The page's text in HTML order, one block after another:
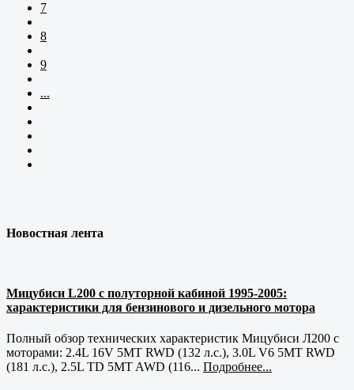
7
8
9
...
Новостная лента
Мицубиси L200 с полуторной кабиной 1995-2005:
характеристики для бензинового и дизельного мотора
Полный обзор технических характеристик Мицубиси Л200 с
моторами: 2.4L 16V 5MT RWD (132 л.с.), 3.0L V6 5MT RWD
(181 л.с.), 2.5L TD 5MT AWD (116... Подробнее...